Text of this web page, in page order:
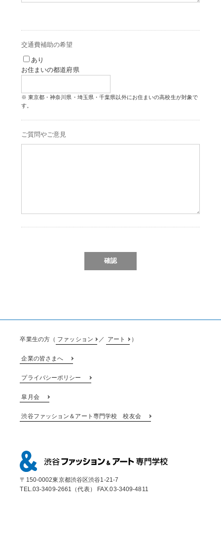
交通費補助の希望
あり
お住まいの都道府県
東京都・神奈川県・埼玉県・千葉県以外にお住まいの高校生が対象で
す。
ご質問やご意見
〒150-0002東京都渋谷区渋谷1-21-7
TEL.03-3409-2661（代表） FAX.03-3409-4811
卒業生の方（ ファッション ／ アート ）
企業の皆さまへ
プライバシーポリシー
皐月会
渋谷ファッション＆アート専門学校 校友会